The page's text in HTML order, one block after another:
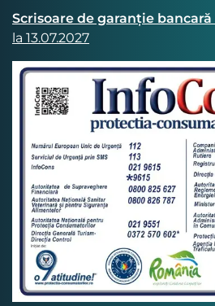
Scrisoare de garanție bancară
la 13.07.2027